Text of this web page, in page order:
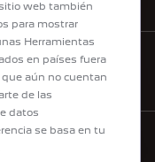
web también
para mostrar
Herramientas
en países fuera
que aún no cuentan
de las
datos
se basa en tu